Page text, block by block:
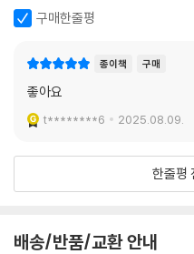
구매한줄평
종이책 구매
좋아요
t********6 2025.08.09.
한줄평
배송/반품/교환 안내